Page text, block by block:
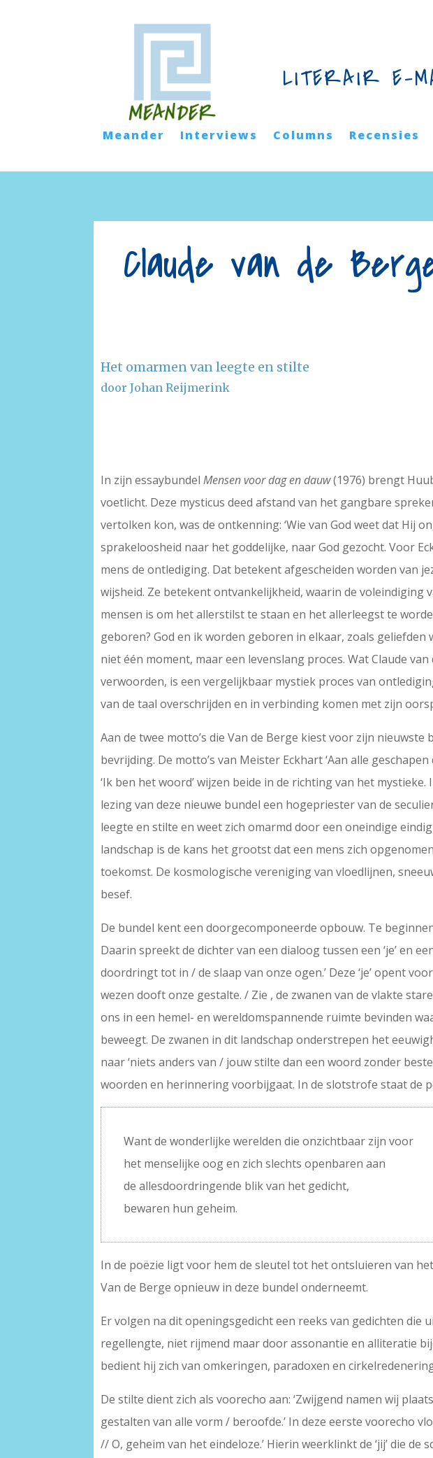
LITERAIR E-
Meander Interviews Columns Recensies
Claude van de
Het omarmen van leegte en stilte
door Johan Reijmerink
In zijn essaybundelMensen voor dag en dauw(1976) brengt
voetlicht. Deze mysticus deed afstand van het gangbare
vertolken kon, was de ontkenning: ‘Wie van God weet dat Hij
sprakeloosheid naar het goddelijke, naar God gezocht. Voor
mens de ontlediging. Dat betekent afgescheiden worden van
wijsheid. Ze betekent ontvankelijkheid, waarin de
mensen is om het allerstilst te staan en het allerleegst te
geboren? God en ik worden geboren in elkaar, zoals
niet één moment, maar een levenslang proces. Wat Claude
verwoorden, is een vergelijkbaar mystiek proces van
van de taal overschrijden en in verbinding komen met zijn
Aan de twee motto’s die Van de Berge kiest voor zijn
bevrijding. De motto’s van Meister Eckhart ‘Aan alle
‘Ik ben het woord’ wijzen beide in de richting van het
lezing van deze nieuwe bundel een hogepriester van de
leegte en stilte en weet zich omarmd door een oneindige
landschap is de kans het grootst dat een mens zich
toekomst. De kosmologische vereniging van vloedlijnen,
besef.
De bundel kent een doorgecomponeerde opbouw. Te
Daarin spreekt de dichter van een dialoog tussen een ‘je’ en
doordringt tot in / de slaap van onze ogen.’ Deze ‘je’ opent
wezen dooft onze gestalte. / Zie , de zwanen van de vlakte
ons in een hemel- en wereldomspannende ruimte bevinden
beweegt. De zwanen in dit landschap onderstrepen het
naar ‘niets anders van / jouw stilte dan een woord zonder
woorden en herinnering voorbijgaat. In de slotstrofe staat de
Want de wonderlijke werelden die onzichtbaar zijn voor
het menselijke oog en zich slechts openbaren aan
de allesdoordringende blik van het gedicht,
bewaren hun geheim.
In de poëzie ligt voor hem de sleutel tot het ontsluieren van
Van de Berge opnieuw in deze bundel onderneemt.
Er volgen na dit openingsgedicht een reeks van gedichten
regellengte, niet rijmend maar door assonantie en alliteratie
bedient hij zich van omkeringen, paradoxen en
De stilte dient zich als voorecho aan: ‘Zwijgend namen wij
gestalten van alle vorm / beroofde.’ In deze eerste voorecho
// O, geheim van het eindeloze.’ Hierin weerklinkt de ‘jij’ die